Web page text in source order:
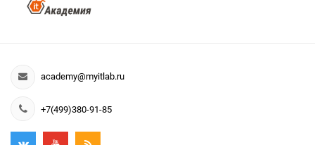
academy@myitlab.ru
+7(499)380-91-85